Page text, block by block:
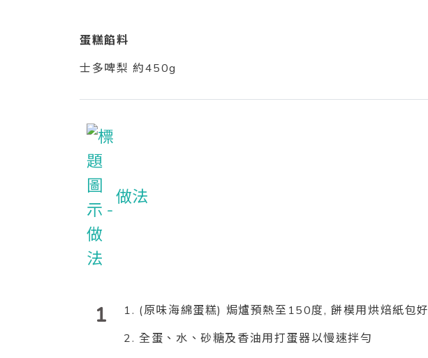
蛋糕餡料
士多啤梨 約450g
做法
1
1. (原味海綿蛋糕) 焗爐預熱至150度, 餅模用烘焙紙包好
2. 全蛋、水、砂糖及香油用打蛋器以慢速拌勻